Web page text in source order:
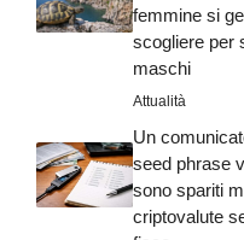
femmine si
scogliere per
maschi
Attualità
Un
seed phrase
sono spariti
criptovalute